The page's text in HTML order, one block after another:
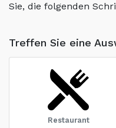
Sie, die folgenden
Treffen Sie eine
Restaurant